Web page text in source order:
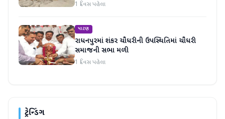
1 દિવસ પહેલા
પાટણ
રાધનપુરમાં શંકર ચૌધરીની ઉપસ્થિતિમાં ચૌધરી
સમાજની સભા મળી
1 દિવસ પહેલા
ટ્રેન્ડિંગ